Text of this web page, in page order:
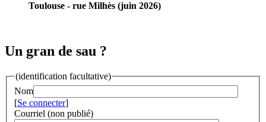
Toulouse - rue Milhès (juin 2026)
Un gran de sau ?
(identification facultative)
Nom
[Se connecter]
Courriel (non publié)